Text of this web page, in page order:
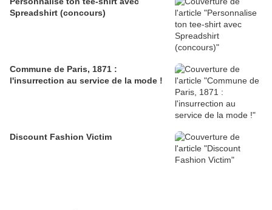
Spreadshirt (concours)
Commune de Paris, 1871 :
l'insurrection au service de la mode !
Discount Fashion Victim